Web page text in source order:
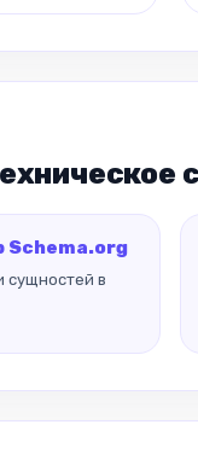
Schema.org
сущностей в